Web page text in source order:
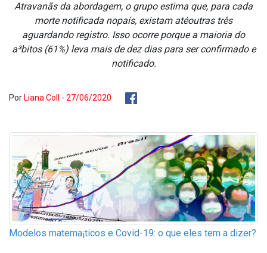
Atravanãs da abordagem, o grupo estima que, para cada
morte notificada nopaís, existam atéoutras três
aguardando registro. Isso ocorre porque a maioria do
a³bitos (61%) leva mais de dez dias para ser confirmado e
notificado.
Por Liana Coll - 27/06/2020
Modelos matema¡ticos e Covid-19: o que eles tem a dizer?